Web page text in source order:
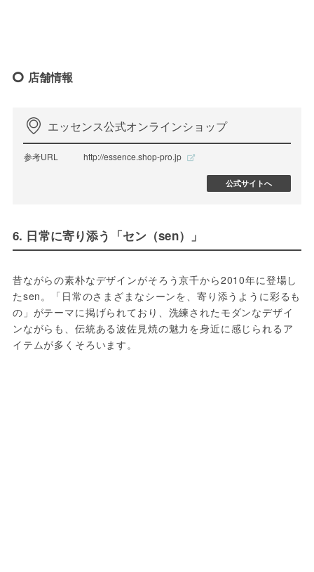
店舗情報
エッセンス公式オンラインショップ
参考URL http://essence.shop-pro.jp
公式サイトへ
6. 日常に寄り添う「セン（sen）」
昔ながらの素朴なデザインがそろう京千から2010年に登場し
たsen。「日常のさまざまなシーンを、寄り添うように彩るも
の」がテーマに掲げられており、洗練されたモダンなデザイ
ンながらも、伝統ある波佐見焼の魅力を身近に感じられるア
イテムが多くそろいます。